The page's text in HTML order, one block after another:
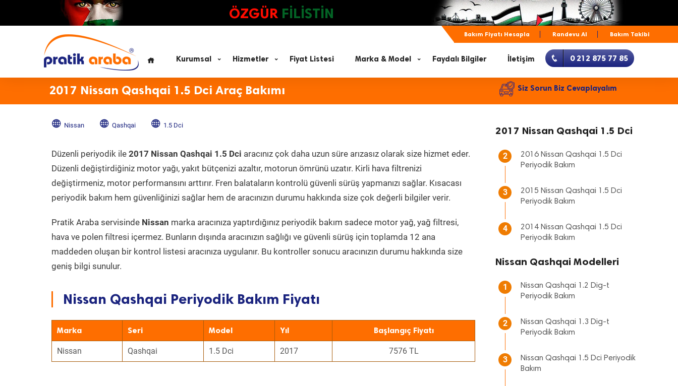
ÖZGÜR FİLİSTİN
Bakım Fiyatı Hesapla Randevu Al Bakım Takibi
Kurumsal Hizmetler Fiyat Listesi Marka & Model Faydalı Bilgiler İletişim 0 212 875 77 85
2017 Nissan Qashqai 1.5 Dci Araç Bakımı Siz Sorun Biz Cevaplayalım
Nissan Qashqai 1.5 Dci
Düzenli periyodik ile 2017 Nissan Qashqai 1.5 Dci aracınız çok daha uzun süre arızasız olarak size hizmet eder.
Düzenli değiştirdiğiniz motor yağı, yakıt bütçenizi azaltır, motorun ömrünü uzatır. Kirli hava filtrenizi
değiştirmeniz, motor performansını arttırır. Fren balataların kontrolü güvenli sürüş yapmanızı sağlar. Kısacası
periyodik bakım hem güvenliğinizi sağlar hem de aracınızın durumu hakkında size çok değerli bilgiler verir.
Pratik Araba servisinde Nissan marka aracınıza yaptırdığınız periyodik bakım sadece motor yağ, yağ filtresi,
hava ve polen filtresi içermez. Bunların dışında aracınızın sağlığı ve güvenli sürüş için toplamda 12 ana
maddeden oluşan bir kontrol listesi aracınıza uygulanır. Bu kontroller sonucu aracınızın durumu hakkında size
geniş bilgi sunulur.
Nissan Qashqai Periyodik Bakım Fiyatı
Marka Seri Model Yıl Başlangıç Fiyatı
Nissan Qashqai 1.5 Dci 2017 7576 TL
2017 Nissan Qashqai 1.5 Dci
2
2016 Nissan Qashqai 1.5 Dci
Periyodik Bakım
3
2015 Nissan Qashqai 1.5 Dci
Periyodik Bakım
4
2014 Nissan Qashqai 1.5 Dci
Periyodik Bakım
Nissan Qashqai Modelleri
1
Nissan Qashqai 1.2 Dig-t
Periyodik Bakım
2
Nissan Qashqai 1.3 Dig-t
Periyodik Bakım
3
Nissan Qashqai 1.5 Dci Periyodik
Bakım